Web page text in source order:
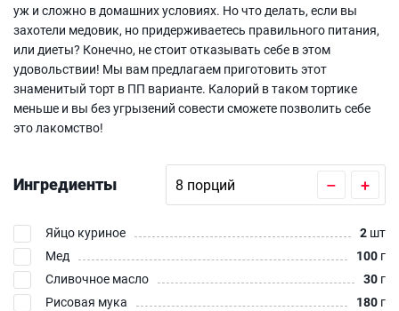
уж и сложно в домашних условиях. Но что делать, если вы
захотели медовик, но придерживаетесь правильного питания,
или диеты? Конечно, не стоит отказывать себе в этом
удовольствии! Мы вам предлагаем приготовить этот
знаменитый торт в ПП варианте. Калорий в таком тортике
меньше и вы без угрызений совести сможете позволить себе
это лакомство!
Ингредиенты – +
Яйцо куриное 2 шт
Мед
100 г
Сливочное масло
30 г
Рисовая мука
180 г